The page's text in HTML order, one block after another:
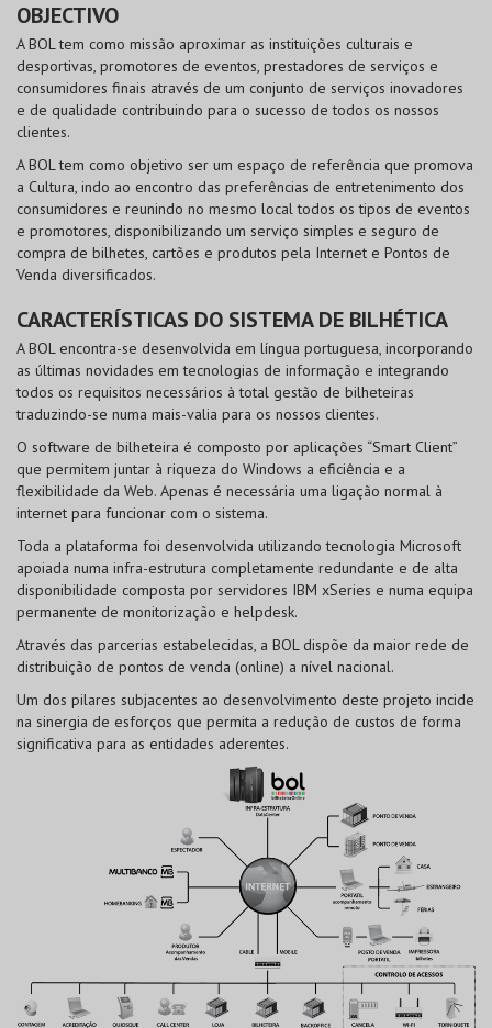
OBJECTIVO
A BOL tem como missão aproximar as instituições culturais e
desportivas, promotores de eventos, prestadores de serviços e
consumidores finais através de um conjunto de serviços inovadores
e de qualidade contribuindo para o sucesso de todos os nossos
clientes.
A BOL tem como objetivo ser um espaço de referência que promova
a Cultura, indo ao encontro das preferências de entretenimento dos
consumidores e reunindo no mesmo local todos os tipos de eventos
e promotores, disponibilizando um serviço simples e seguro de
compra de bilhetes, cartões e produtos pela Internet e Pontos de
Venda diversificados.
CARACTERÍSTICAS DO SISTEMA DE BILHÉTICA
A BOL encontra-se desenvolvida em língua portuguesa, incorporando
as últimas novidades em tecnologias de informação e integrando
todos os requisitos necessários à total gestão de bilheteiras
traduzindo-se numa mais-valia para os nossos clientes.
O software de bilheteira é composto por aplicações “Smart Client”
que permitem juntar à riqueza do Windows a eficiência e a
flexibilidade da Web. Apenas é necessária uma ligação normal à
internet para funcionar com o sistema.
Toda a plataforma foi desenvolvida utilizando tecnologia Microsoft
apoiada numa infra-estrutura completamente redundante e de alta
disponibilidade composta por servidores IBM xSeries e numa equipa
permanente de monitorização e helpdesk.
Através das parcerias estabelecidas, a BOL dispõe da maior rede de
distribuição de pontos de venda (online) a nível nacional.
Um dos pilares subjacentes ao desenvolvimento deste projeto incide
na sinergia de esforços que permita a redução de custos de forma
significativa para as entidades aderentes.